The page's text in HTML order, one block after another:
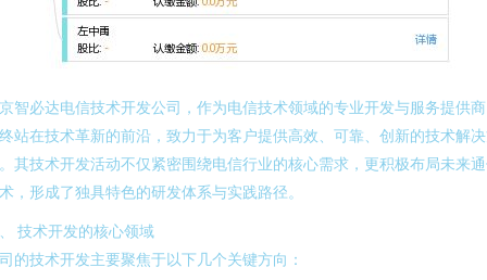
智必达电信技术开发公司，作为电信技术领域的专业开发与服务提供
站在技术革新的前沿，致力于为客户提供高效、可靠、创新的技术解
其技术开发活动不仅紧密围绕电信行业的核心需求，更积极布局未来
，形成了独具特色的研发体系与实践路径。
技术开发的核心领域
的技术开发主要聚焦于以下几个关键方向：